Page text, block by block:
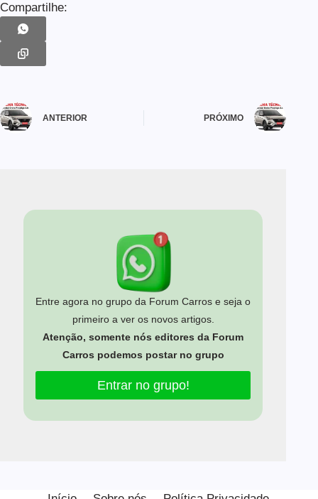
Compartilhe:
ANTERIOR PRÓXIMO
Entre agora no grupo da Forum Carros e seja o
primeiro a ver os novos artigos.
Atenção, somente nós editores da Forum
Carros podemos postar no grupo
Entrar no grupo!
experiência em nosso site.